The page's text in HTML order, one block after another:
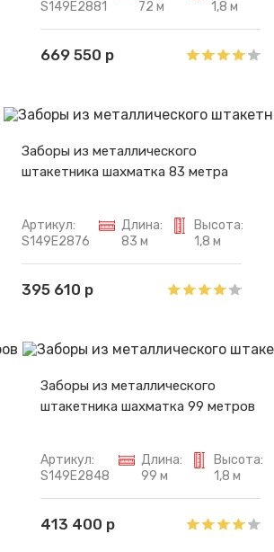
S149E2881
72 м
1,8 м
669 550 р
Заборы из металлического
штакетника шахматка 83 метра
Артикул:
S149E2876
Длина:
83 м
Высота:
1,8 м
395 610 р
Заборы из металлического
штакетника шахматка 99 метров
Артикул:
S149E2848
Длина:
99 м
Высота:
1,8 м
413 400 р